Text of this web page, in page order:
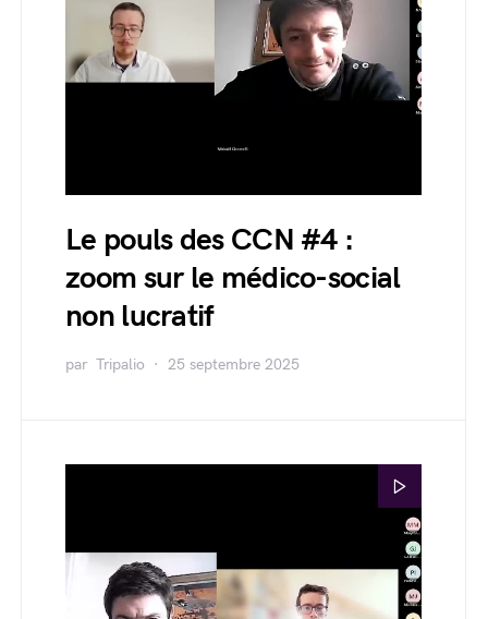
Le pouls des CCN #4 :
zoom sur le médico-social
non lucratif
par Tripalio 25 septembre 2025